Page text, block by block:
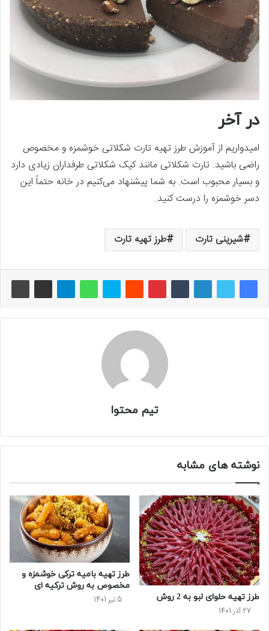
در آخر
امیدواریم از آموزش طرز تهیه تارت شکلاتی خوشمزه و مخصوص
راضی باشید. تارت شکلاتی مانند کیک شکلاتی طرفداران زیادی دارد
و بسیار محبوب است. به شما پیشنهاد می‌کنیم در خانه حتماً این
دسر خوشمزه را درست کنید.
شیرینی تارت طرز تهیه تارت
تیم محتوا
نوشته های مشابه
طرز تهیه حلوای لبو به 2 روش
27 آذر 1401
طرز تهیه بامیه ترکی خوشمزه و
مخصوص به روش ترکیه ای
5 تیر 1401